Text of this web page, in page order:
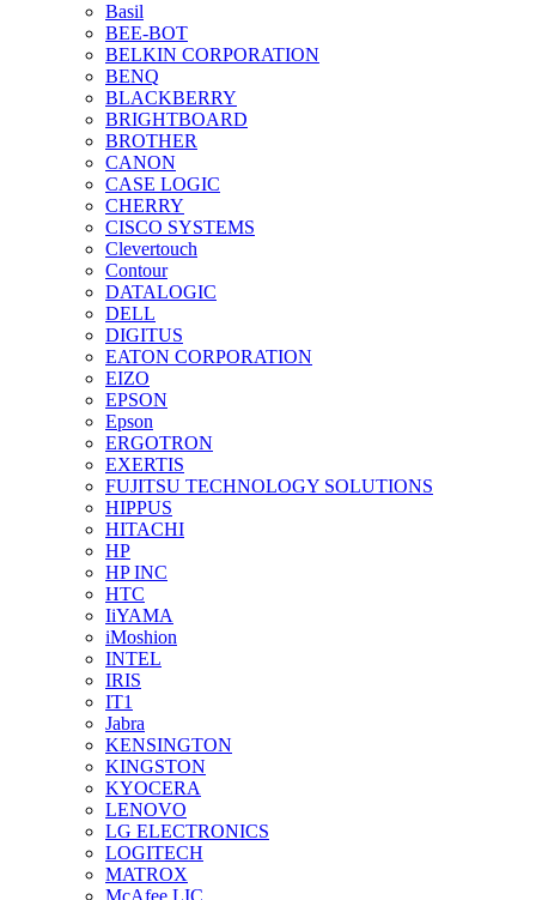
Basil
BEE-BOT
BELKIN CORPORATION
BENQ
BLACKBERRY
BRIGHTBOARD
BROTHER
CANON
CASE LOGIC
CHERRY
CISCO SYSTEMS
Clevertouch
Contour
DATALOGIC
DELL
DIGITUS
EATON CORPORATION
EIZO
EPSON
Epson
ERGOTRON
EXERTIS
FUJITSU TECHNOLOGY SOLUTIONS
HIPPUS
HITACHI
HP
HP INC
HTC
IiYAMA
iMoshion
INTEL
IRIS
IT1
Jabra
KENSINGTON
KINGSTON
KYOCERA
LENOVO
LG ELECTRONICS
LOGITECH
MATROX
McAfee LIC